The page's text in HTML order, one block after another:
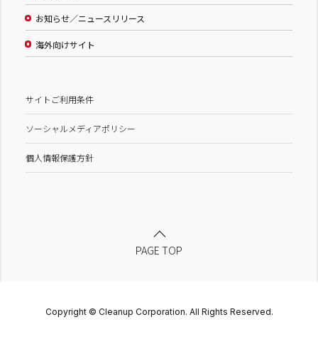
お知らせ／ニュースリリース
海外向けサイト
サイトご利用条件
ソーシャルメディアポリシー
個人情報保護方針
PAGE TOP
Copyright © Cleanup Corporation. All Rights Reserved.